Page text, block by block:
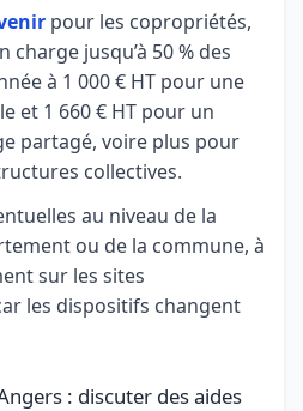
pour les copropriétés,
charge jusqu’à 50 % des
à 1 000 € HT pour une
et 1 660 € HT pour un
partagé, voire plus pour
collectives.
au niveau de la
ou de la commune, à
sur les sites
les dispositifs changent
: discuter des aides